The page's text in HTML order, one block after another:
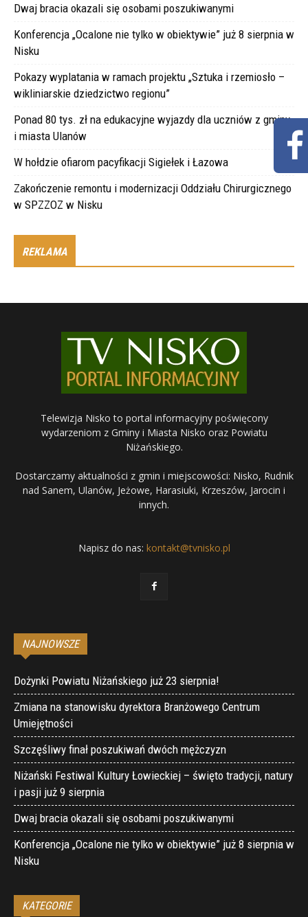
Dwaj bracia okazali się osobami poszukiwanymi
Konferencja „Ocalone nie tylko w obiektywie” już 8 sierpnia w
Nisku
Pokazy wyplatania w ramach projektu „Sztuka i rzemiosło –
wikliniarskie dziedzictwo regionu”
Ponad 80 tys. zł na edukacyjne wyjazdy dla uczniów z gminy
i miasta Ulanów
W hołdzie ofiarom pacyfikacji Sigiełek i Łazowa
Zakończenie remontu i modernizacji Oddziału Chirurgicznego
w SPZZOZ w Nisku
REKLAMA
Telewizja Nisko to portal informacyjny poświęcony
wydarzeniom z Gminy i Miasta Nisko oraz Powiatu
Niżańskiego.
Dostarczamy aktualności z gmin i miejscowości: Nisko, Rudnik
nad Sanem, Ulanów, Jeżowe, Harasiuki, Krzeszów, Jarocin i
innych.
Napisz do nas: kontakt@tvnisko.pl
NAJNOWSZE
Dożynki Powiatu Niżańskiego już 23 sierpnia!
Zmiana na stanowisku dyrektora Branżowego Centrum
Umiejętności
Szczęśliwy finał poszukiwań dwóch mężczyzn
Niżański Festiwal Kultury Łowieckiej – święto tradycji, natury
i pasji już 9 sierpnia
Dwaj bracia okazali się osobami poszukiwanymi
Konferencja „Ocalone nie tylko w obiektywie” już 8 sierpnia w
Nisku
KATEGORIE